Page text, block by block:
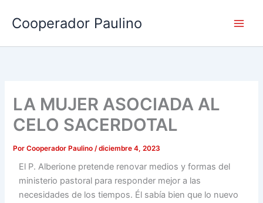
contenido
Cooperador Paulino
LA MUJER ASOCIADA AL
CELO SACERDOTAL
PorCooperador Paulino/diciembre 4, 2023
El P. Alberione pretende renovar medios y formas del
ministerio pastoral para responder mejor a las
necesidades de los tiempos. Él sabía bien que lo nuevo